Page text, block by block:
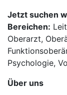
Jetzt suchen
Bereichen:
Oberarzt,
Psychologie,
Über uns